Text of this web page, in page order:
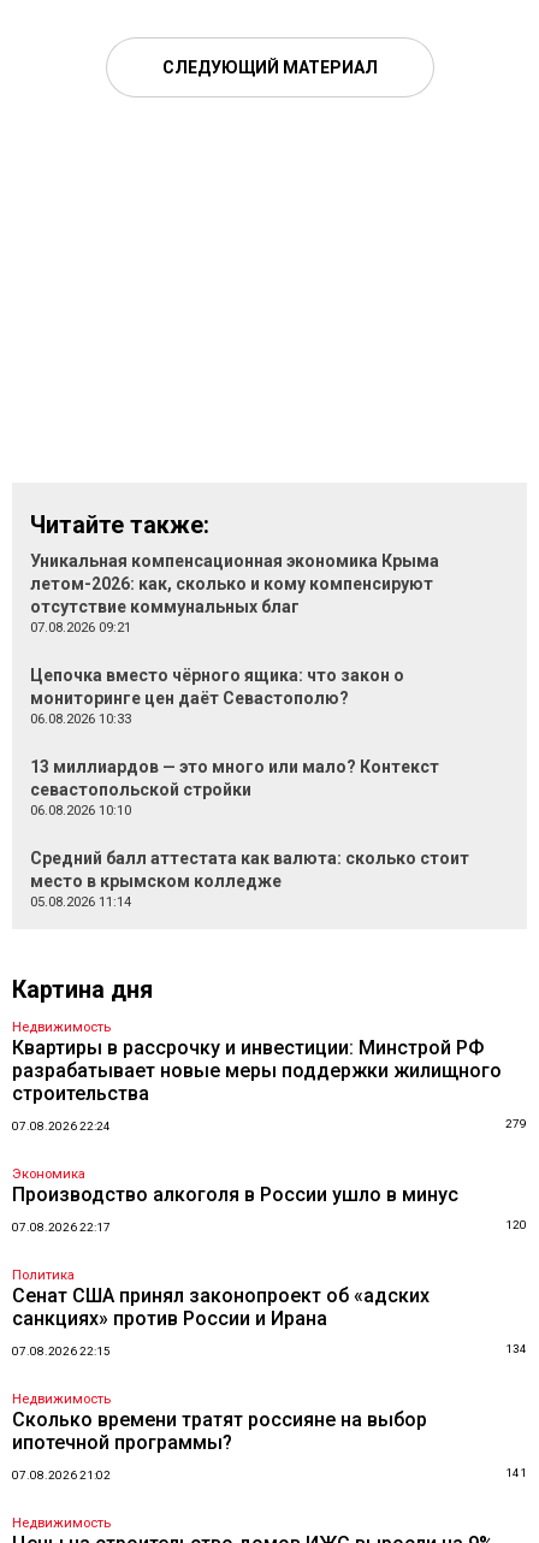
СЛЕДУЮЩИЙ МАТЕРИАЛ
Читайте также:
Уникальная компенсационная экономика Крыма
летом-2026: как, сколько и кому компенсируют
отсутствие коммунальных благ
07.08.2026 09:21
Цепочка вместо чёрного ящика: что закон о
мониторинге цен даёт Севастополю?
06.08.2026 10:33
13 миллиардов — это много или мало? Контекст
севастопольской стройки
06.08.2026 10:10
Средний балл аттестата как валюта: сколько стоит
место в крымском колледже
05.08.2026 11:14
Картина дня
Недвижимость
Квартиры в рассрочку и инвестиции: Минстрой РФ
разрабатывает новые меры поддержки жилищного
строительства
07.08.2026 22:24 279
Экономика
Производство алкоголя в России ушло в минус
07.08.2026 22:17 120
Политика
Сенат США принял законопроект об «адских
санкциях» против России и Ирана
07.08.2026 22:15 134
Недвижимость
Сколько времени тратят россияне на выбор
ипотечной программы?
07.08.2026 21:02 141
Недвижимость